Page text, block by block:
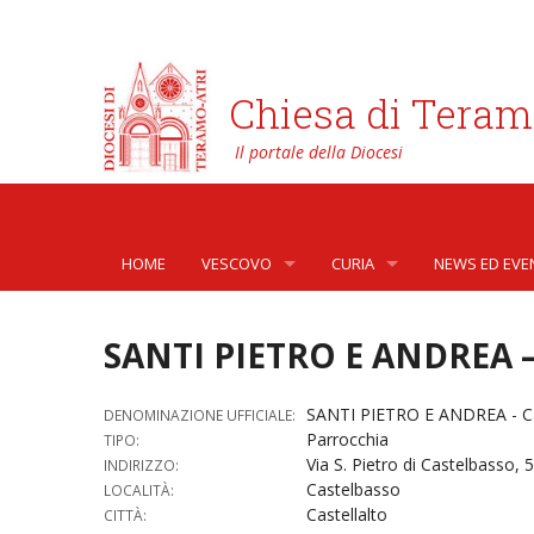
Chiesa di
HOME VESCOVO
LO STEMMA
LETTERE DEL VESCOVO AI GIOVANI DELLA
CURIA
SETTORI DELLA VITA
AFFARI
ARCHIVIO
ORGANI DI PARTECIPAZIONE
CAPITOLI
NEWS ED
SANTI PIETRO E ANDREA
DENOMINAZIONE UFFICIALE: SANTI PIETRO E ANDREA -
TIPO: Parrocchia
INDIRIZZO: Via S. Pietro di Castelbasso,
LOCALITÀ: Castelbasso
CITTÀ: Castellalto